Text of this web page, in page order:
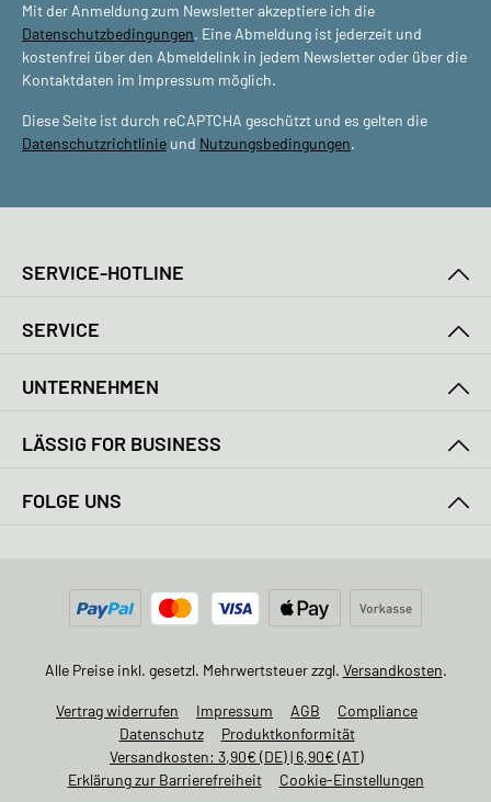
Mit der Anmeldung zum Newsletter akzeptiere ich die
Datenschutzbedingungen. Eine Abmeldung ist jederzeit und
kostenfrei über den Abmeldelink in jedem Newsletter oder über die
Kontaktdaten im Impressum möglich.
Diese Seite ist durch reCAPTCHA geschützt und es gelten die
Datenschutzrichtlinie und Nutzungsbedingungen.
SERVICE-HOTLINE
SERVICE
UNTERNEHMEN
LÄSSIG FOR BUSINESS
FOLGE UNS
Alle Preise inkl. gesetzl. Mehrwertsteuer zzgl. Versandkosten.
Vertrag widerrufen Impressum AGB
Compliance
Datenschutz
Produktkonformität
Versandkosten: 3,90€ (DE) | 6,90€ (AT)
Erklärung zur Barrierefreiheit
Cookie-Einstellungen